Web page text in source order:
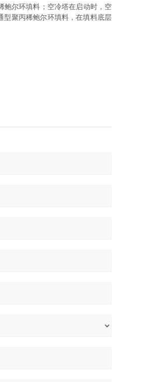
尔环填料；空冷塔在启动时，空
型聚丙稀鲍尔环填料，在填料底层